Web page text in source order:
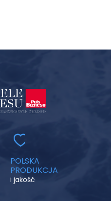
POLSKA
PRODUKCJA
i jakość